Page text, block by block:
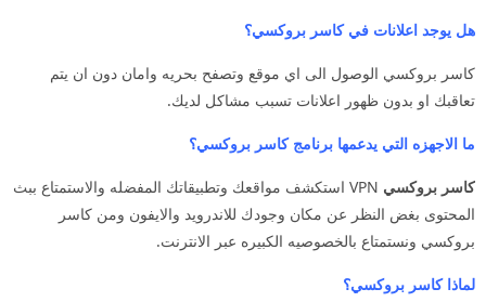
هل يوجد اعلانات في كاسر بروكسي؟
كاسر بروكسي الوصول الى اي موقع وتصفح بحريه وامان دون ان يتم
تعاقبك او بدون ظهور اعلانات تسبب مشاكل لديك.
ما الاجهزه التي يدعمها برنامج كاسر بروكسي؟
كاسر بروكسي
VPN استكشف مواقعك وتطبيقاتك المفضله والاستمتاع ببث
المحتوى بغض النظر عن مكان وجودك للاندرويد والايفون ومن كاسر
بروكسي ونستمتاع بالخصوصيه الكبيره عبر الانترنت.
لماذا كاسر بروكسي؟